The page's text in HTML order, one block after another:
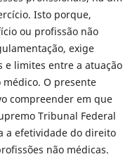
Isto porque,
ou profissão não
exige
e limites entre a atuação
O presente
compreender em que
Tribunal Federal
a efetividade do direito
não médicas.